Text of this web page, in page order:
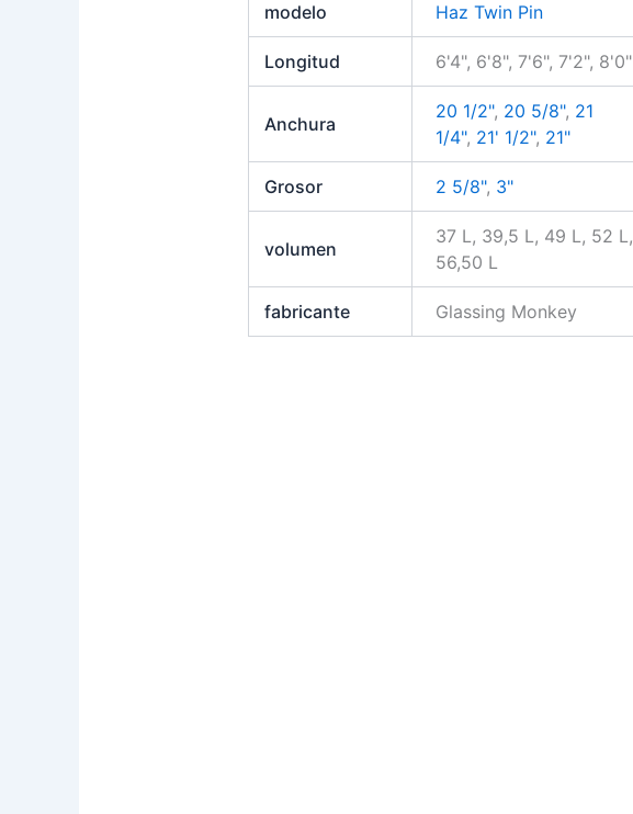
modelo Haz Twin Pin
Longitud 6'4", 6'8", 7'6", 7'2", 8'0"
Anchura
20 1/2", 20 5/8", 21
1/4", 21' 1/2", 21"
Grosor 2 5/8", 3"
volumen
37 L, 39,5 L, 49 L, 52 L,
56,50 L
fabricante Glassing Monkey